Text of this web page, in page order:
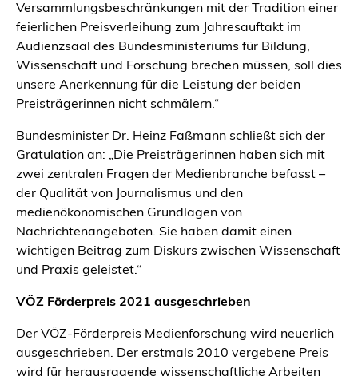
Versammlungsbeschränkungen mit der Tradition einer
feierlichen Preisverleihung zum Jahresauftakt im
Audienzsaal des Bundesministeriums für Bildung,
Wissenschaft und Forschung brechen müssen, soll dies
unsere Anerkennung für die Leistung der beiden
Preisträgerinnen nicht schmälern.“
Bundesminister Dr. Heinz Faßmann schließt sich der
Gratulation an: „Die Preisträgerinnen haben sich mit
zwei zentralen Fragen der Medienbranche befasst –
der Qualität von Journalismus und den
medienökonomischen Grundlagen von
Nachrichtenangeboten. Sie haben damit einen
wichtigen Beitrag zum Diskurs zwischen Wissenschaft
und Praxis geleistet.“
VÖZ Förderpreis 2021 ausgeschrieben
Der VÖZ-Förderpreis Medienforschung wird neuerlich
ausgeschrieben. Der erstmals 2010 vergebene Preis
wird für herausragende wissenschaftliche Arbeiten